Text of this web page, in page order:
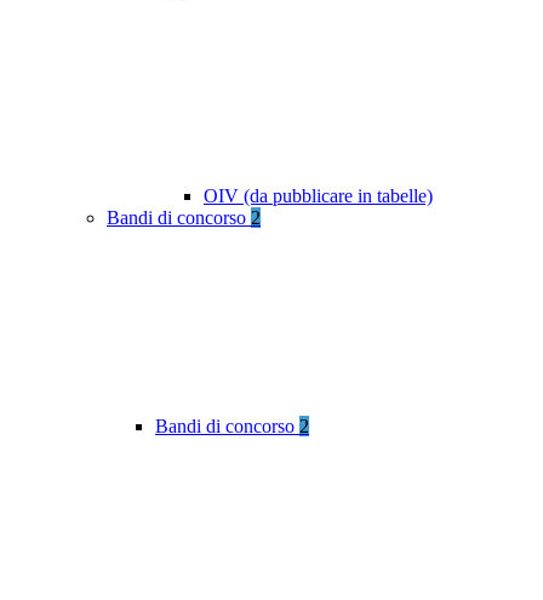
OIV (da pubblicare in tabelle)
Bandi di concorso 2
Bandi di concorso 2